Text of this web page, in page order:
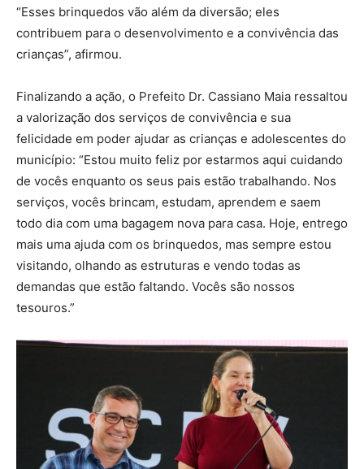
“Esses brinquedos vão além da diversão; eles
contribuem para o desenvolvimento e a convivência das
crianças”, afirmou.
Finalizando a ação, o Prefeito Dr. Cassiano Maia ressaltou
a valorização dos serviços de convivência e sua
felicidade em poder ajudar as crianças e adolescentes do
município: “Estou muito feliz por estarmos aqui cuidando
de vocês enquanto os seus pais estão trabalhando. Nos
serviços, vocês brincam, estudam, aprendem e saem
todo dia com uma bagagem nova para casa. Hoje, entrego
mais uma ajuda com os brinquedos, mas sempre estou
visitando, olhando as estruturas e vendo todas as
demandas que estão faltando. Vocês são nossos
tesouros.”